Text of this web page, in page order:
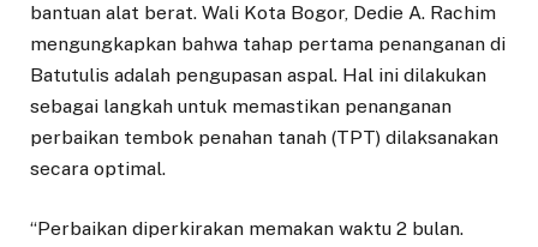
bantuan alat berat. Wali Kota Bogor, Dedie A. Rachim
mengungkapkan bahwa tahap pertama penanganan di
Batutulis adalah pengupasan aspal. Hal ini dilakukan
sebagai langkah untuk memastikan penanganan
perbaikan tembok penahan tanah (TPT) dilaksanakan
secara optimal.
“Perbaikan diperkirakan memakan waktu 2 bulan.